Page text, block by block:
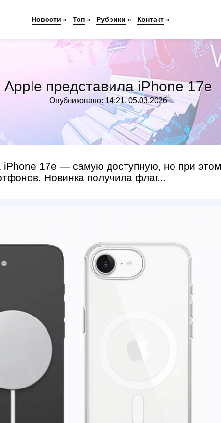
Apple представила iPhone 17e
Опубликовано: 14:21, 05.03.2026
17e — самую доступную, но при этом
Новинка получила флаг...
Новости » Топ » Рубрики » Контакт »